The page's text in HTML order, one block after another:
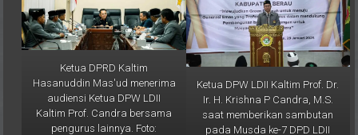
Ketua DPRD Kaltim
Hasanuddin Mas'ud menerima
audiensi Ketua DPW LDII
Kaltim Prof. Candra bersama
pengurus lainnya. Foto:
Aqib/LINES
Ketua DPW LDII Kaltim Prof. Dr.
Ir. H. Krishna P Candra, M.S.
saat memberikan sambutan
pada Musda ke-7 DPD LDII
Kab. Berau, Rabu (29/1/2025).